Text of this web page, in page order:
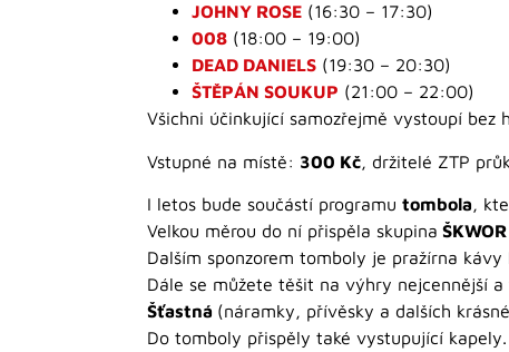
JOHNY ROSE (16:30 – 17:30)
008 (18:00 – 19:00)
DEAD DANIELS (19:30 – 20:30)
ŠTĚPÁN SOUKUP (21:00 – 22:00)
Všichni účinkující samozřejmě vystoupí bez
Vstupné na místě: 300 Kč, držitelé ZTP
I letos bude součástí programu tombola,
Velkou měrou do ní přispěla skupina ŠKWOR
Dalším sponzorem tomboly je pražírna kávy
Dále se můžete těšit na výhry nejcennější
Šťastná (náramky, přívěsky a dalších
Do tomboly přispěly také vystupující kapely.